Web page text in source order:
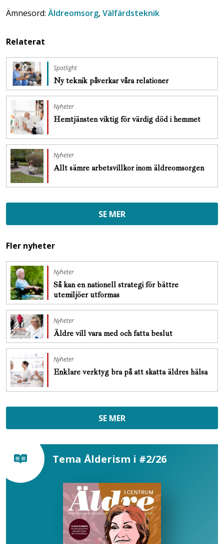
Ämnesord: Äldreomsorg, Välfärdsteknik
Relaterat
Spotlight
Ny teknik påverkar våra relationer
Nyheter
Hemtjänsten viktig för värdig död i hemmet
Nyheter
Allt sämre arbetsvillkor inom äldreomsorgen
SE MER
Fler nyheter
Nyheter
Så kan en nationell strategi för bättre
utemiljöer utformas
Nyheter
Äldre vill vara med och fatta beslut
Nyheter
Enklare verktyg bra på att skatta äldres hälsa
SE MER
Tema Ålderism i #2/26